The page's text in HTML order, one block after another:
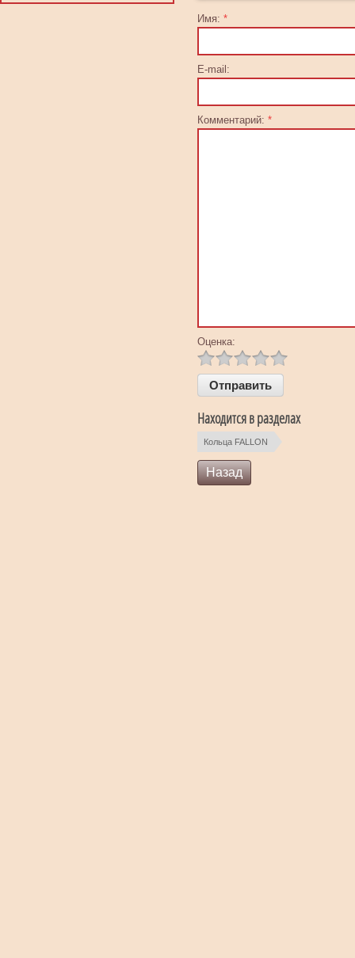
Имя: *
E-mail:
Комментарий: *
Оценка:
Находится в разделах
Кольца FALLON
Назад